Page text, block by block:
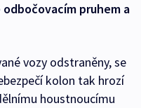
pruhem a
vozy odstraněny, se
kolon tak hrozí
houstnoucímu